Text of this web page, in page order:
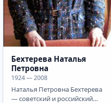
Бехтерева Наталья
Петровна
1924 — 2008
Наталья Петровна Бехтерева
— советский и российский